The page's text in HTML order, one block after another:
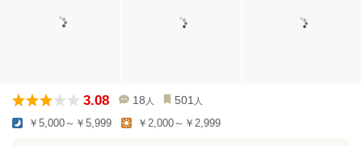
3.08 18 人 501 人
￥5,000～￥5,999 ￥2,000～￥2,999